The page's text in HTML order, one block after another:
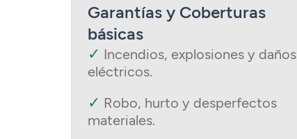
Garantías y Coberturas
básicas
✓ Incendios, explosiones y daños
eléctricos.
✓ Robo, hurto y desperfectos
materiales.